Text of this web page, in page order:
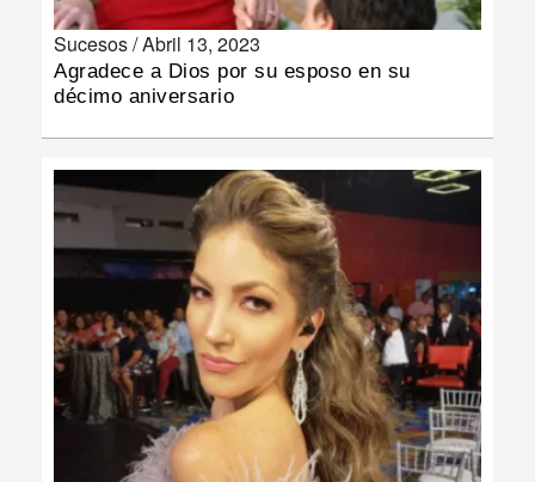
DEPORTES
MULTIMEDIA
IMPRESO
Sucesos /Abril 13, 2023
Agradece a Dios por su esposo en su
décimo aniversario